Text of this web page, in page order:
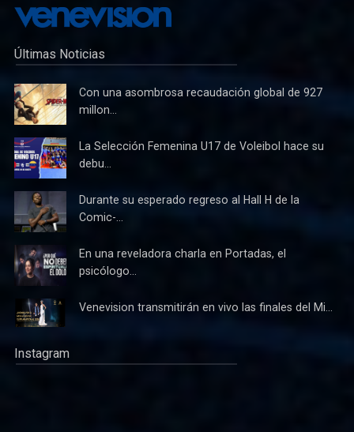
Últimas Noticias
Con una asombrosa recaudación global de 927
millon...
La Selección Femenina U17 de Voleibol hace su
debu...
Durante su esperado regreso al Hall H de la
Comic-...
En una reveladora charla en Portadas, el
psicólogo...
Venevision transmitirán en vivo las finales del Mi...
Instagram